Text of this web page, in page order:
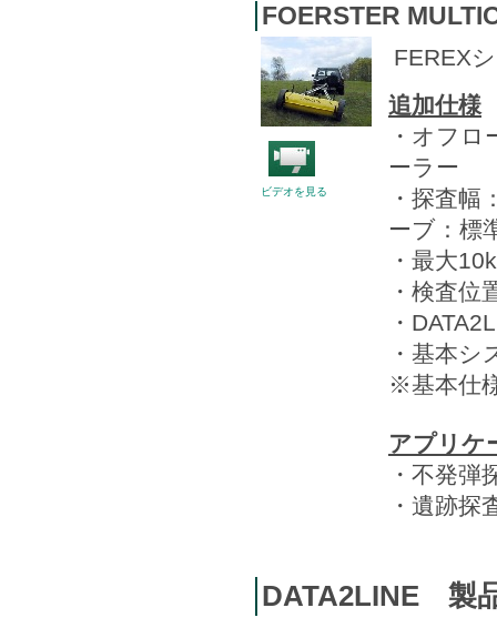
FOERSTER
ビデオを見る
FEREX
追加仕様
・オフ
ーラー
・探査
ーブ：標
・最大
・検査
・
・基本
※基本仕
アプリケ
・不発弾
・遺跡探
DATA2LINE 製